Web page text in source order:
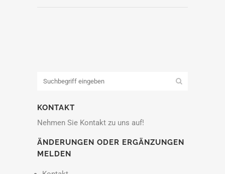
KONTAKT
Nehmen Sie Kontakt zu uns auf!
ÄNDERUNGEN ODER ERGÄNZUNGEN
MELDEN